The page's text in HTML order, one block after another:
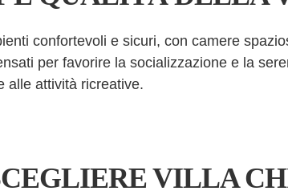
confortevoli e sicuri, con camere
per favorire la socializzazione e la
alle attività ricreative.
VILLA